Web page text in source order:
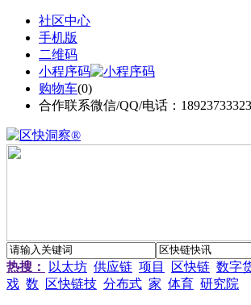
社区中心
手机版
二维码
小程序码
购物车(0)
合作联系微信/QQ/电话：18923733323
热搜： 以太坊 供应链 项目 区快链 数字
戏 数 区快链技 分布式 家 体育 研究院